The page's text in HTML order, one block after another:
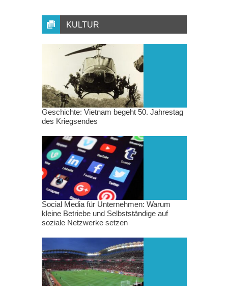
KULTUR
Geschichte: Vietnam begeht 50. Jahrestag
des Kriegsendes
Social Media für Unternehmen: Warum
kleine Betriebe und Selbstständige auf
soziale Netzwerke setzen